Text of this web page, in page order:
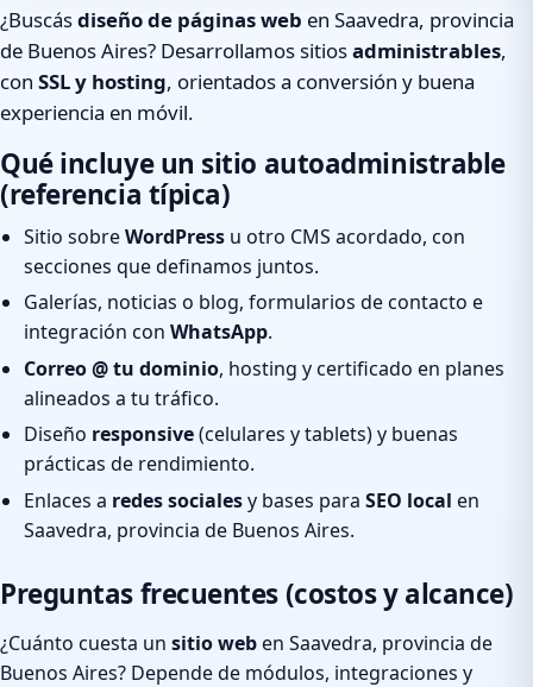
¿Buscásdiseño de páginas web en Saavedra, provincia
de Buenos Aires? Desarrollamos sitiosadministrables,
con SSL y hosting, orientados a conversión y buena
experiencia en móvil.
Qué incluye un sitio autoadministrable
(referencia típica)
Sitio sobreWordPress u otro CMS acordado, con
secciones que definamos juntos.
Galerías, noticias o blog, formularios de contacto e
integración con WhatsApp.
Correo @ tu dominio, hosting y certificado en planes
alineados a tu tráfico.
Diseño responsive(celulares y tablets) y buenas
prácticas de rendimiento.
Enlaces a redes socialesy bases para SEO local en
Saavedra, provincia de Buenos Aires.
Preguntas frecuentes (costos y alcance)
¿Cuánto cuesta un sitio weben Saavedra, provincia de
Buenos Aires? Depende de módulos, integraciones y